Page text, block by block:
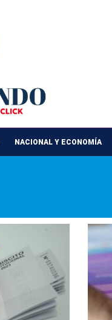
NACIONAL Y ECONOMÍA